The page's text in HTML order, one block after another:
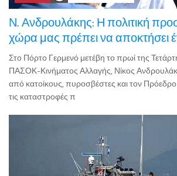
Ν. Ανδρουλάκης: Η πολιτική
χώρα μας πρέπει να αποκτήσει
Στο Πόρτο Γερμενό μετέβη το πρωί της
ΠΑΣΟΚ-Κινήματος Αλλαγής, Νίκος
από κατοίκους, πυροσβέστες και τον Πρόεδρο
τις καταστροφές π